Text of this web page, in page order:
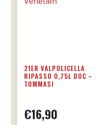
21ER VALPOLICELLA
RIPASSO 0,75L DOC –
TOMMASI
€16,90